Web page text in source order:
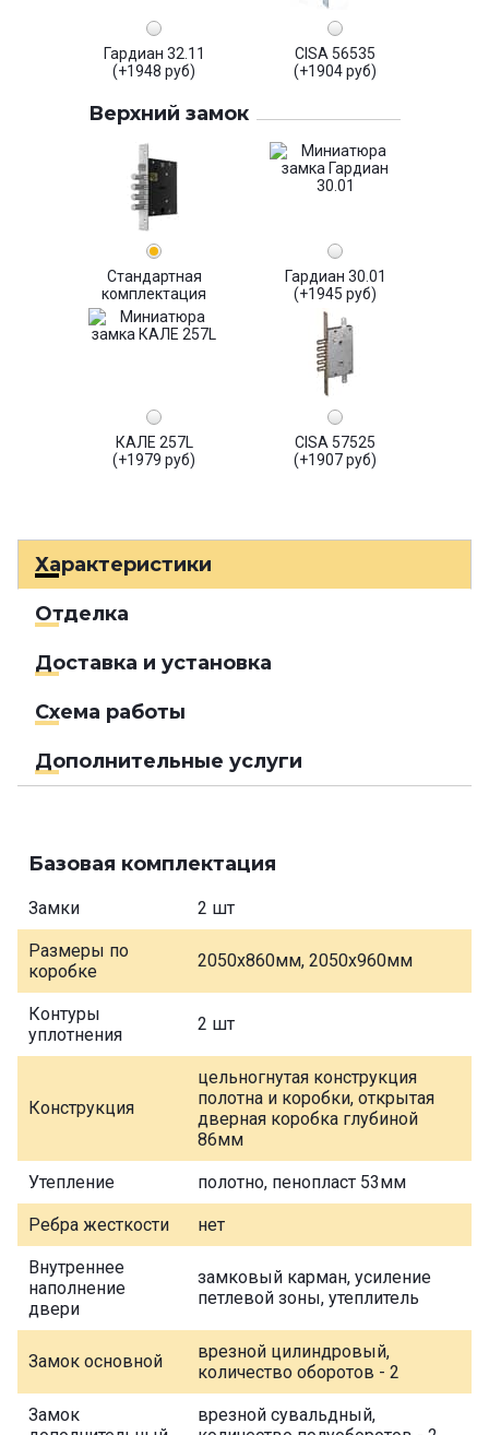
Гардиан 32.11
(+1948 руб)
CISA 56535
(+1904 руб)
Верхний замок
Стандартная
комплектация
Гардиан 30.01
(+1945 руб)
КАЛЕ 257L
(+1979 руб)
CISA 57525
(+1907 руб)
Характеристики
Отделка
Доставка и установка
Схема работы
Дополнительные услуги
Базовая комплектация
Замки 2 шт
Размеры по
коробке
2050х860мм, 2050х960мм
Контуры
уплотнения
2 шт
Конструкция
цельногнутая конструкция
полотна и коробки, открытая
дверная коробка глубиной
86мм
Утепление полотно, пенопласт 53мм
Ребра жесткости нет
Внутреннее
наполнение
двери
замковый карман, усиление
петлевой зоны, утеплитель
Замок основной
врезной цилиндровый,
количество оборотов - 2
Замок
врезной сувальдный,